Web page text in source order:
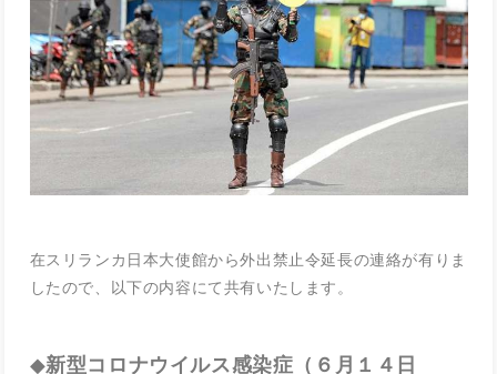
在スリランカ日本大使館から外出禁止令延長の連絡が有りま
したので、以下の内容にて共有いたします。
◆新型コロナウイルス感染症（６月１４日